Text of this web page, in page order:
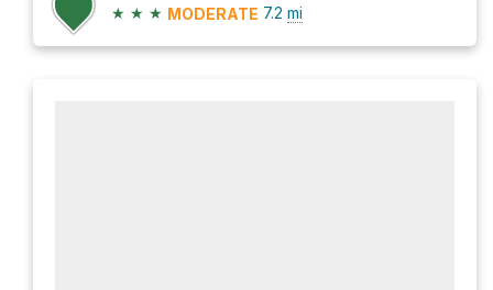
★ ★ ★ MODERATE 7.2 mi